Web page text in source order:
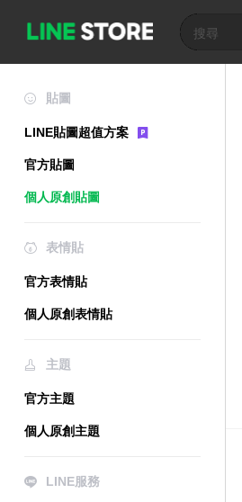
貼圖
LINE貼圖超值方案
官方貼圖
個人原創貼圖
表情貼
官方表情貼
個人原創表情貼
主題
官方主題
個人原創主題
LINE服務